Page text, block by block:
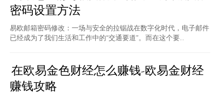
密码设置方法
易欧邮箱密码修改：一场与安全的拉锯战在数字化时代，电子邮件
已经成为了我们生活和工作中的“交通要道”。而在这个要...
在欧易金色财经怎么赚钱-欧易金财经
赚钱攻略